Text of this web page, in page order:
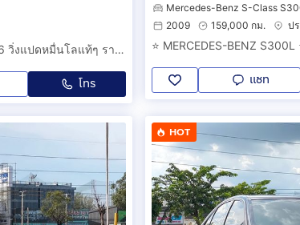
BENZ CLA250 AMG Sport(Pre Facelift) 2016 วิ่งแปดหมื่นโลแท้ๆ ราคาถูก
โทร
Mercedes-Benz S-Class
2009
159,000 กม. ป
⭐️ MERCEDES-BENZ S300L
แชท
HOT